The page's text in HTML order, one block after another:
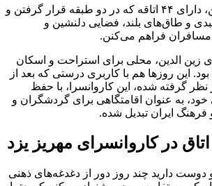
کاروانسرای زین الدین، دارای ۴۴ اتاقه که در دو طبقه قرار گرفتن و
و طاق‌های بلند، فضایی دلنشین و
فراهم می‌کنن.
زین الدین، محلی برای استراحت و اسکان
این روزها هم با کاربری درستی که بعد از
نظر گرفته شده، این کاروانسرا، با حفظ
به عنوان اقامتگاهی برای گردشگران و
فرهنگ ایران تبدیل شده.
در کاروانسرای مهریز یزد
و دوست دارید چند روز دور از دغدغه‌های ذهنی